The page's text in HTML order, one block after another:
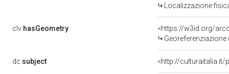
Localizzazione
clv:hasGeometry
<https://w3id.org/
dc:subject <http://culturaitalia.it/